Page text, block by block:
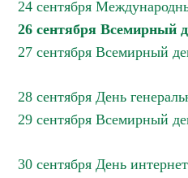
24 сентября
26 сентября Всемирный
27 сентября Всемирный
28 сентября День
29 сентября Всемирный
30 сентября День